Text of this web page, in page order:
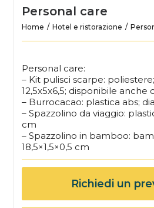
Personal care
Home Hotel e ristorazione
Personal care:
– Kit pulisci scarpe:
12,5x5x6,5; disponibile anche
– Burrocacao: plastica abs;
– Spazzolino da viaggio:
cm
– Spazzolino in bamboo:
18,5×1,5×0,5 cm
Richiedi un